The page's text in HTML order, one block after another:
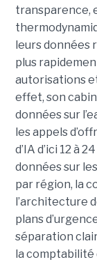
transparence,
leurs données
plus
autorisations
effet, son
données sur
les appels
d’IA d’ici 12 à
données sur
par région, la
l’architecture
plans
séparation
la comptabilité